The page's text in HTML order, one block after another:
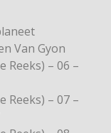
Van Gyon
Reeks) – 06 –
Reeks) – 07 –